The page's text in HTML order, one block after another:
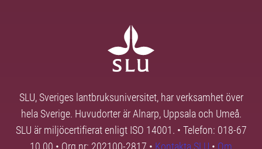
SLU, Sveriges lantbruksuniversitet, har verksamhet över
hela Sverige. Huvudorter är Alnarp, Uppsala och Umeå.
SLU är miljöcertifierat enligt ISO 14001. • Telefon: 018-67
10 00 • Org nr: 202100-2817 • Kontakta SLU • Om